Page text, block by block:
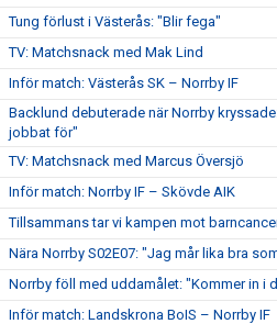
Tung förlust i Västerås: "Blir fega"
TV: Matchsnack med Mak Lind
Inför match: Västerås SK – Norrby IF
Backlund debuterade när Norrby
jobbat för"
TV: Matchsnack med Marcus Översjö
Inför match: Norrby IF – Skövde AIK
Tillsammans tar vi kampen mot
Nära Norrby S02E07: "Jag mår lika bra
Norrby föll med uddamålet: "Kommer in i
Inför match: Landskrona BoIS – Norrby IF